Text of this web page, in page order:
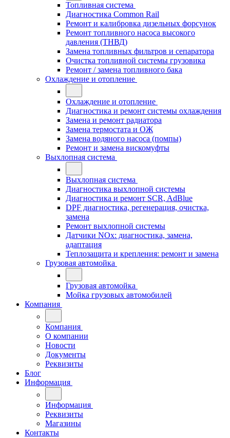
Топливная система
Диагностика Common Rail
Ремонт и калибровка дизельных форсунок
Ремонт топливного насоса высокого
давления (ТНВД)
Замена топливных фильтров и сепаратора
Очистка топливной системы грузовика
Ремонт / замена топливного бака
Охлаждение и отопление
Охлаждение и отопление
Диагностика и ремонт системы охлаждения
Замена и ремонт радиатора
Замена термостата и ОЖ
Замена водяного насоса (помпы)
Ремонт и замена вискомуфты
Выхлопная система
Выхлопная система
Диагностика выхлопной системы
Диагностика и ремонт SCR, AdBlue
DPF диагностика, регенерация, очистка,
замена
Ремонт выхлопной системы
Датчики NOx: диагностика, замена,
адаптация
Теплозащита и крепления: ремонт и замена
Грузовая автомойка
Грузовая автомойка
Мойка грузовых автомобилей
Компания
Компания
О компании
Новости
Документы
Реквизиты
Блог
Информация
Информация
Реквизиты
Магазины
Контакты